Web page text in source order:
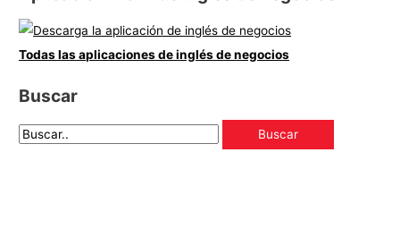
Todas las aplicaciones de inglés de negocios
Buscar